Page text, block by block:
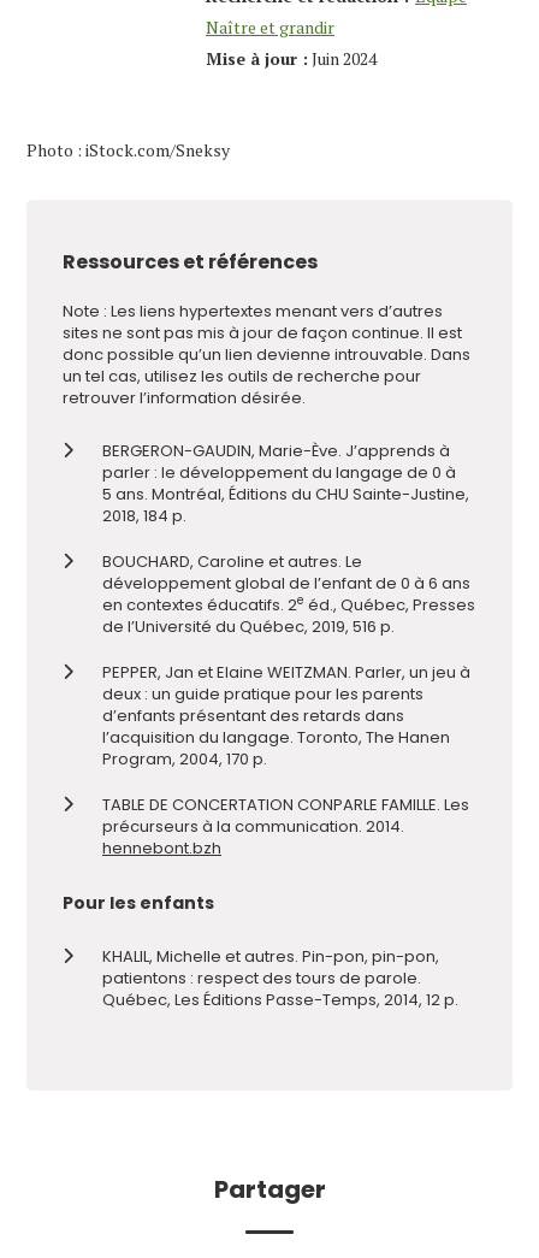
Naître et grandir
Mise à jour : Juin 2024
Photo : iStock.com/Sneksy
Ressources et références
Note : Les liens hypertextes menant vers d’autres
sites ne sont pas mis à jour de façon continue. Il est
donc possible qu’un lien devienne introuvable. Dans
un tel cas, utilisez les outils de recherche pour
retrouver l’information désirée.
BERGERON-GAUDIN, Marie-Ève. J’apprends à
parler : le développement du langage de 0 à
5 ans. Montréal, Éditions du CHU Sainte-Justine,
2018, 184 p.
BOUCHARD, Caroline et autres. Le
développement global de l’enfant de 0 à 6 ans
en contextes éducatifs. 2e éd., Québec, Presses
de l’Université du Québec, 2019, 516 p.
PEPPER, Jan et Elaine WEITZMAN. Parler, un jeu à
deux : un guide pratique pour les parents
d’enfants présentant des retards dans
l’acquisition du langage. Toronto, The Hanen
Program, 2004, 170 p.
TABLE DE CONCERTATION CONPARLE FAMILLE. Les
précurseurs à la communication. 2014.
hennebont.bzh
Pour les enfants
KHALIL, Michelle et autres. Pin-pon, pin-pon,
patientons : respect des tours de parole.
Québec, Les Éditions Passe-Temps, 2014, 12 p.
Partager